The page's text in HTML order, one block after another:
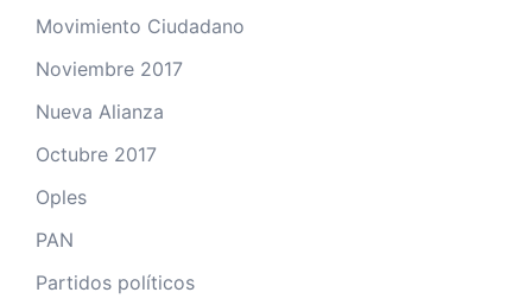
Movimiento Ciudadano
Noviembre 2017
Nueva Alianza
Octubre 2017
Oples
PAN
Partidos políticos